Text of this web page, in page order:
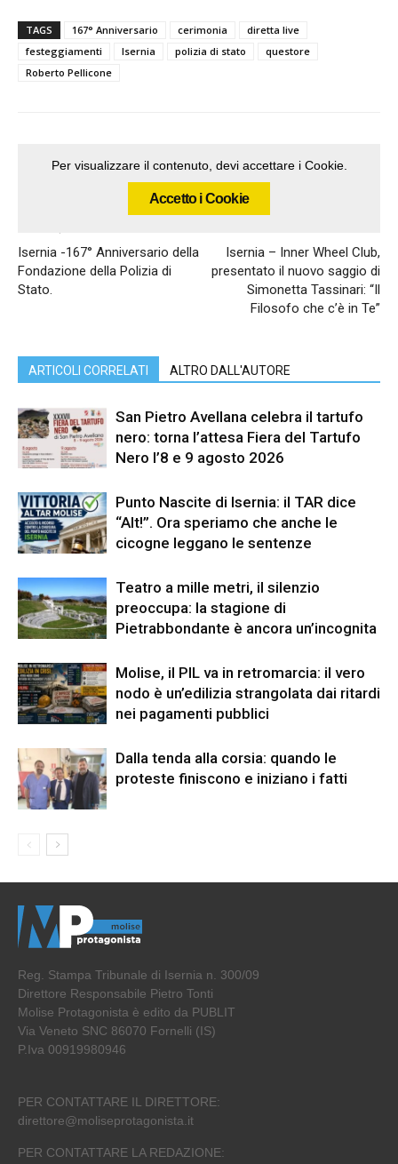
TAGS 167° Anniversario cerimonia
diretta live
festeggiamenti
Isernia polizia di stato
questore
Roberto Pellicone
Per visualizzare il contenuto, devi accettare i Cookie.
Accetto i Cookie
Isernia -167° Anniversario della
Fondazione della Polizia di
Stato.
Isernia – Inner Wheel Club,
presentato il nuovo saggio di
Simonetta Tassinari: “Il
Filosofo che c’è in Te”
ARTICOLI CORRELATI ALTRO DALL'AUTORE
San Pietro Avellana celebra il tartufo
nero: torna l’attesa Fiera del Tartufo
Nero l’8 e 9 agosto 2026
Punto Nascite di Isernia: il TAR dice
“Alt!”. Ora speriamo che anche le
cicogne leggano le sentenze
Teatro a mille metri, il silenzio
preoccupa: la stagione di
Pietrabbondante è ancora un’incognita
Molise, il PIL va in retromarcia: il vero
nodo è un’edilizia strangolata dai ritardi
nei pagamenti pubblici
Dalla tenda alla corsia: quando le
proteste finiscono e iniziano i fatti
Reg. Stampa Tribunale di Isernia n. 300/09
Direttore Responsabile Pietro Tonti
Molise Protagonista è edito da PUBLIT
Via Veneto SNC 86070 Fornelli (IS)
P.Iva 00919980946
PER CONTATTARE IL DIRETTORE:
direttore@moliseprotagonista.it
PER CONTATTARE LA REDAZIONE: